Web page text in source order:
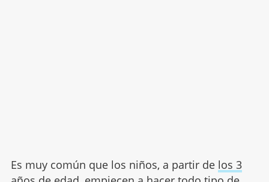
Es muy común que los niños, a partir de los 3